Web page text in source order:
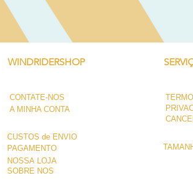
WINDRIDERSHOP
CONTATE-NOS
A MINHA CONTA
CUSTOS de ENVIO
PAGAMENTO
NOSSA LOJA
SOBRE NÓS